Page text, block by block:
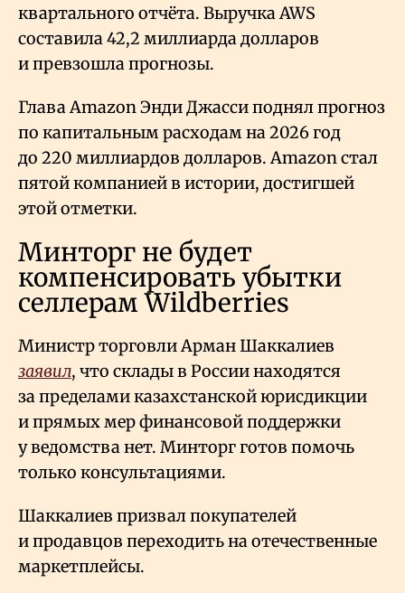
квартального отчёта. Выручка AWS
составила 42,2 миллиарда долларов
и превзошла прогнозы.
Глава Amazon Энди Джасси поднял прогноз
по капитальным расходам на 2026 год
до 220 миллиардов долларов. Amazon стал
пятой компанией в истории, достигшей
этой отметки.
Минторг не будет
компенсировать убытки
селлерам Wildberries
Министр торговли Арман Шаккалиев
заявил, что склады в России находятся
за пределами казахстанской юрисдикции
и прямых мер финансовой поддержки
у ведомства нет. Минторг готов помочь
только консультациями.
Шаккалиев призвал покупателей
и продавцов переходить на отечественные
маркетплейсы.